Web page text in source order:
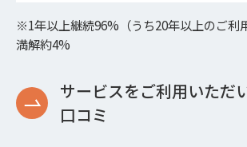
※1年以上継続96%（うち20年以上のご利
満解約4%
サービスをご利用いただ
口コミ